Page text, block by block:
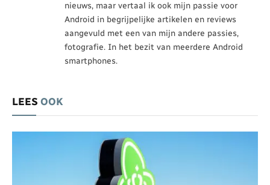
nieuws, maar vertaal ik ook mijn passie voor
Android in begrijpelijke artikelen en reviews
aangevuld met een van mijn andere passies,
fotografie. In het bezit van meerdere Android
smartphones.
LEES OOK